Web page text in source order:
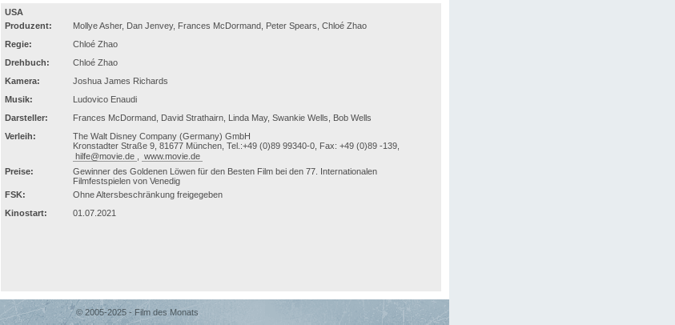
USA
Produzent:
Mollye Asher, Dan Jenvey, Frances McDormand, Peter Spears, Chloé Zhao
Regie:
Chloé Zhao
Drehbuch:
Chloé Zhao
Kamera:
Joshua James Richards
Musik:
Ludovico Enaudi
Darsteller:
Frances McDormand, David Strathairn, Linda May, Swankie Wells, Bob Wells
Verleih:
The Walt Disney Company (Germany) GmbH
Kronstadter Straße 9, 81677 München, Tel.:+49 (0)89 99340-0, Fax: +49 (0)89 -139,
hilfe@movie.de
www.movie.de
Preise:
Gewinner des Goldenen Löwen für den Besten Film bei den 77. Internationalen
Filmfestspielen von Venedig
FSK:
Ohne Altersbeschränkung freigegeben
Kinostart:
01.07.2021
© 2005-2025 - Film des Monats